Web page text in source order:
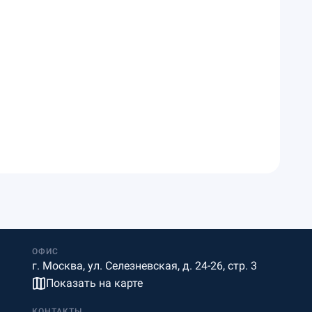
ОФИС
г. Москва, ул. Селезневская, д. 24-26, стр. 3
Показать на карте